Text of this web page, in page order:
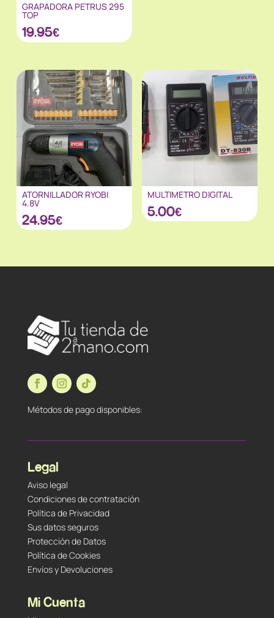
GRAPADORA PETRUS 295
TOP
19.95€
ATORNILLADOR RYOBI
4.8V
24.95€
MULTIMETRO DIGITAL
5.00€
Métodos de pago disponibles:
Legal
Aviso legal
Condiciones de contratación
Política de Privacidad
Sus datos seguros
Protección de Datos
Política de Cookies
Envíos y Devoluciones
Mi Cuenta